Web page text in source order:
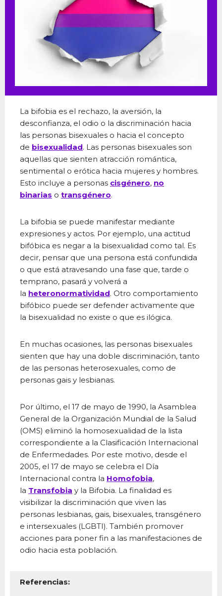
La bifobia es el rechazo, la aversión, la
desconfianza, el odio o la discriminación hacia
las personas bisexuales o hacia el concepto
de bisexualidad. Las personas bisexuales son
aquellas que sienten atracción romántica,
sentimental o erótica hacia mujeres y hombres.
Esto incluye a personas cisgénero, no
binarias o transgénero.
La bifobia se puede manifestar mediante
expresiones y actos. Por ejemplo, una actitud
bifóbica es negar a la bisexualidad como tal. Es
decir, pensar que una persona está confundida
o que está atravesando una fase que, tarde o
temprano, pasará y volverá a
la heteronormatividad. Otro comportamiento
bifóbico puede ser defender activamente que
la bisexualidad no existe o que es ilógica.
En muchas ocasiones, las personas bisexuales
sienten que hay una doble discriminación, tanto
de las personas heterosexuales, como de
personas gais y lesbianas.
Por último, el 17 de mayo de 1990, la Asamblea
General de la Organización Mundial de la Salud
(OMS) eliminó la homosexualidad de la lista
correspondiente a la Clasificación Internacional
de Enfermedades. Por este motivo, desde el
2005, el 17 de mayo se celebra el Día
Internacional contra la Homofobia,
la Transfobia y la Bifobia. La finalidad es
visibilizar la discriminación que viven las
personas lesbianas, gais, bisexuales, transgénero
e intersexuales (LGBTI). También promover
acciones para poner fin a las manifestaciones de
odio hacia esta población.
Referencias: